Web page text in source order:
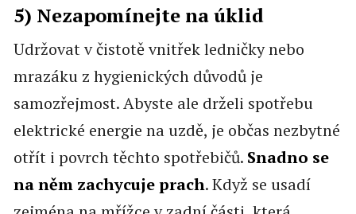
5) Nezapomínejte na úklid
Udržovat v čistotě vnitřek ledničky nebo
mrazáku z hygienických důvodů je
samozřejmost. Abyste ale drželi spotřebu
elektrické energie na uzdě, je občas nezbytné
otřít i povrch těchto spotřebičů. Snadno se
na něm zachycuje prach. Když se usadí